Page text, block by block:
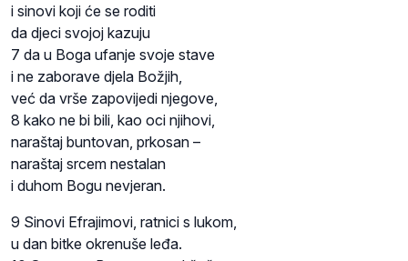
i sinovi koji će se roditi
da djeci svojoj kazuju
7 da u Boga ufanje svoje stave
i ne zaborave djela Božjih,
već da vrše zapovijedi njegove,
8 kako ne bi bili, kao oci njihovi,
naraštaj buntovan, prkosan –
naraštaj srcem nestalan
i duhom Bogu nevjeran.
9 Sinovi Efrajimovi, ratnici s lukom,
u dan bitke okrenuše leđa.